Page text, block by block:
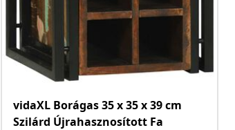
vidaXL Borágas 35 x 35 x 39 cm
Szilárd Újrahasznosított Fa